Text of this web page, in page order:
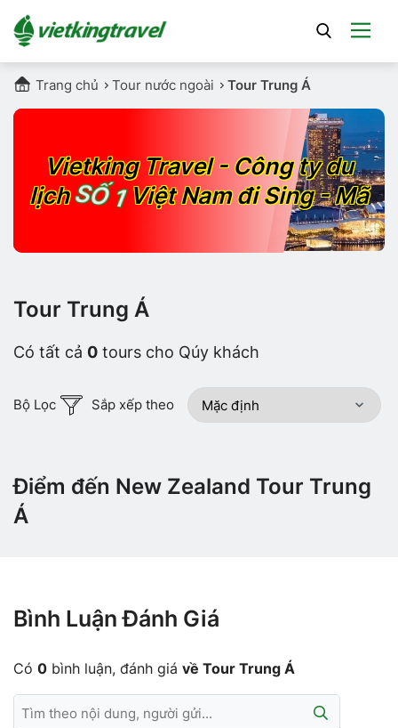
Trang chủ Tour nước ngoài Tour Trung Á
Vietking Travel - Công ty du
lịchSỐ 1Việt Nam đi Sing - Mã
Tour Trung Á
Có tất cả 0 tours cho Qúy khách
Bộ Lọc Sắp xếp theo
Điểm đến New Zealand Tour Trung
Á
Bình Luận Đánh Giá
Có 0 bình luận, đánh giá về Tour Trung Á